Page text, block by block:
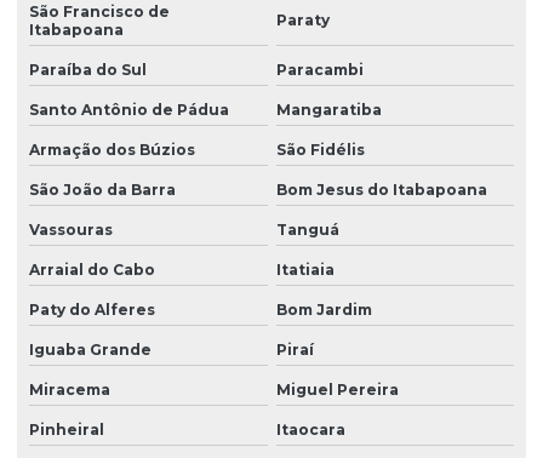
São Francisco de
Itabapoana
Paraty
Paraíba do Sul Paracambi
Santo Antônio de Pádua Mangaratiba
Armação dos Búzios São Fidélis
São João da Barra Bom Jesus do Itabapoana
Vassouras Tanguá
Arraial do Cabo Itatiaia
Paty do Alferes Bom Jardim
Iguaba Grande Piraí
Miracema Miguel Pereira
Pinheiral Itaocara